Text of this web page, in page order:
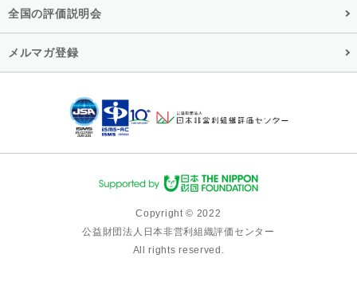
全国の評価説明会
メルマガ登録
Copyright © 2022
公益財団法人日本非営利組織評価センター
All rights reserved.